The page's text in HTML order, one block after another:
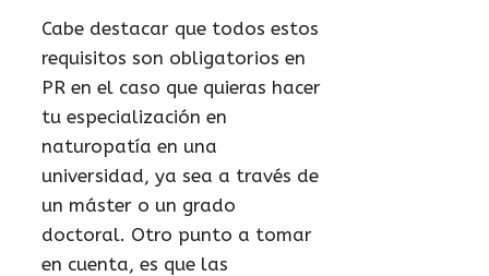
Cabe destacar que todos estos
requisitos son obligatorios en
PR en el caso que quieras hacer
tu especialización en
naturopatía en una
universidad, ya sea a través de
un máster o un grado
doctoral. Otro punto a tomar
en cuenta, es que las